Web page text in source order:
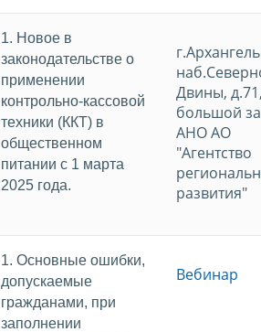
1. Новое в
законодательстве о
применении
контрольно-кассовой
техники (ККТ) в
общественном
питании с 1 марта
2025 года.
Двины,
большой
АНО АО
"Агентство
развития"
1. Основные ошибки,
допускаемые
гражданами, при
заполнении
Вебинар